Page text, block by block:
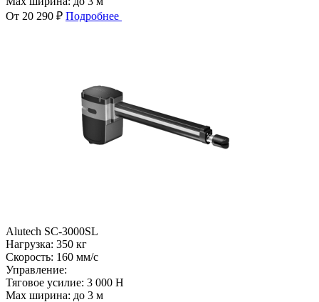
От 20 290 ₽ Подробнее
Alutech SC-3000SL
Нагрузка: 350 кг
Скорость: 160 мм/с
Управление:
Тяговое усилие: 3 000 Н
Max ширина: до 3 м